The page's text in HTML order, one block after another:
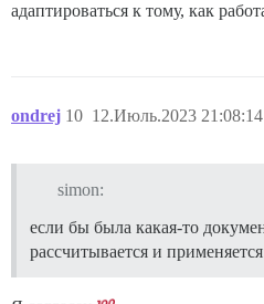
адаптироваться к тому, как
ondrej 12.Июль.2023 21:08:14
10
simon:
если бы была какая-то
рассчитывается и